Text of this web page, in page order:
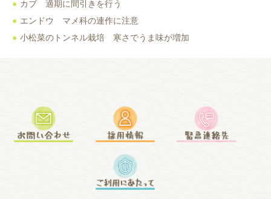
カブ 適期に間引きを行う
エンドウ マメ科の連作に注意
小松菜のトンネル栽培 寒さでうま味が増加